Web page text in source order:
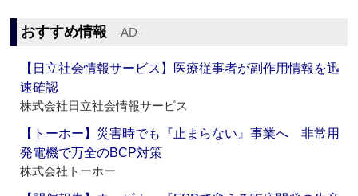
おすすめ情報 ‐AD‐
【日立社会情報サービス】医療従事者が副作用情報を迅
速確認
株式会社日立社会情報サービス
【トーホー】災害時でも『止まらない』事業へ 非常用
発電機で万全のBCP対策
株式会社トーホー